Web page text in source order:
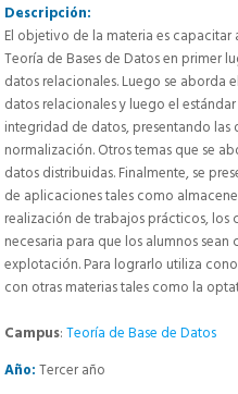
Descripción:
El objetivo de la materia es capacitar
Teoría de Bases de Datos en primer
datos relacionales. Luego se aborda
datos relacionales y luego el
integridad de datos, presentando
normalización. Otros temas que se
datos distribuidas. Finalmente, se
de aplicaciones tales como
realización de trabajos prácticos, los
necesaria para que los alumnos
explotación. Para lograrlo utiliza
con otras materias tales como la
Campus:Teoría de Base de Datos
Año:Tercer año